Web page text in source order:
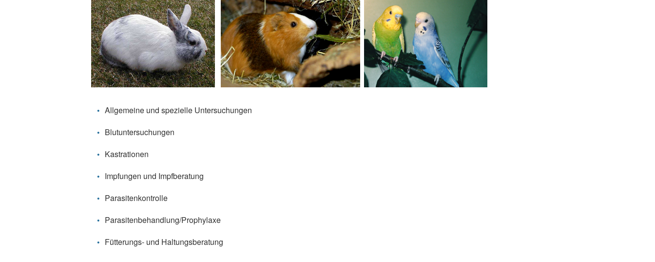
Allgemeine und spezielle Untersuchungen
Blutuntersuchungen
Kastrationen
Impfungen und Impfberatung
Parasitenkontrolle
Parasitenbehandlung/Prophylaxe
Fütterungs- und Haltungsberatung